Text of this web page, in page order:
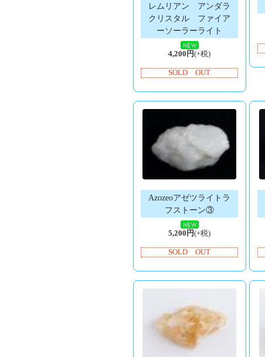
レムリアン アンダラ
クリスタル ファイア
ーソーラーライト
4,200円(+税)
SOLD OUT
Azozeoアゼツライトラ
フストーン③
5,200円(+税)
SOLD OUT